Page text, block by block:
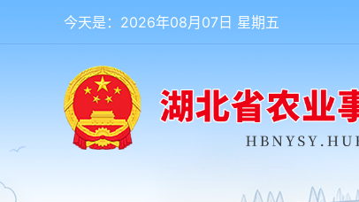
今天是：2026年08月07日 星期五